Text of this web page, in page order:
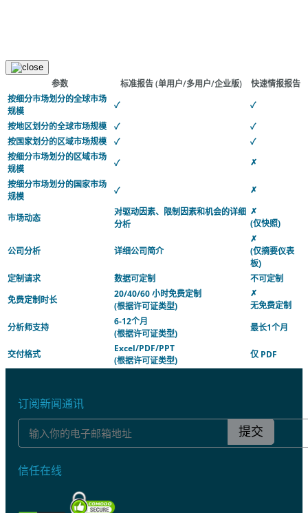
参数 标准报告(单用户/多用户/企业版)
快速情报报告
按细分市场划分的全球市场
规模
✓
✓
按地区划分的全球市场规模
✓
✓
按国家划分的区域市场规模
✓
✓
按细分市场划分的区域市场
规模
✓
✗
按细分市场划分的国家市场
规模
✓ ✗
市场动态
对驱动因素、限制因素和机会的详细
分析
✗
(仅快照)
公司分析 详细公司简介
✗
(仅摘要仪表
板)
定制请求
数据可定制
不可定制
免费定制时长
20/40/60 小时免费定制
(根据许可证类型)
✗
无免费定制
分析师支持
6-12个月
(根据许可证类型)
最长1个月
交付格式
Excel/PDF/PPT
(根据许可证类型)
仅 PDF
订阅新闻通讯
提交
信任在线